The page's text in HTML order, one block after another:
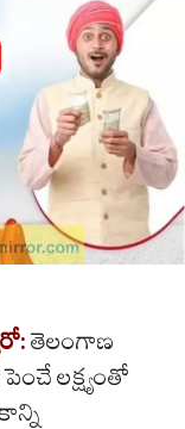
తెలంగాణ
పెంచే లక్ష్యంతో